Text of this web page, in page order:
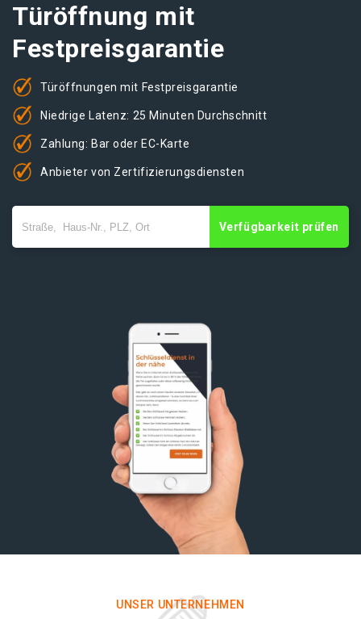
Türöffnung mit
Festpreisgarantie
Türöffnungen mit Festpreisgarantie
Niedrige Latenz: 25 Minuten Durchschnitt
Zahlung: Bar oder EC-Karte
Anbieter von Zertifizierungsdiensten
Verfügbarkeit prüfen
UNSER UNTERNEHMEN